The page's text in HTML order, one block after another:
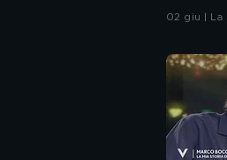
Sánchez
02 giu | La